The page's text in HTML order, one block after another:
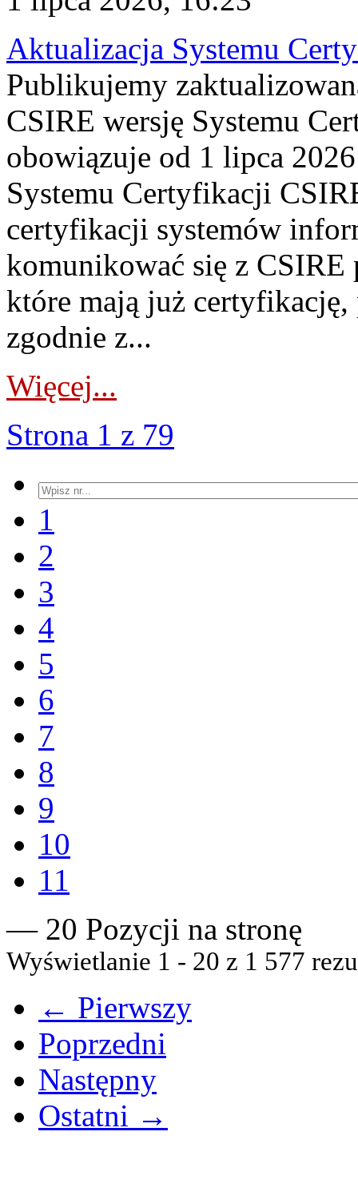
Aktualizacja Systemu
Publikujemy
CSIRE wersję Systemu
obowiązuje od 1 lipca
Systemu Certyfikacji
certyfikacji systemów
komunikować się z
które mają już
zgodnie z...
Więcej...
Strona 1 z 79
1
2
3
4
5
6
7
8
9
10
11
— 20 Pozycji na stronę
Wyświetlanie 1 - 20 z 1 577
← Pierwszy
Poprzedni
Następny
Ostatni →